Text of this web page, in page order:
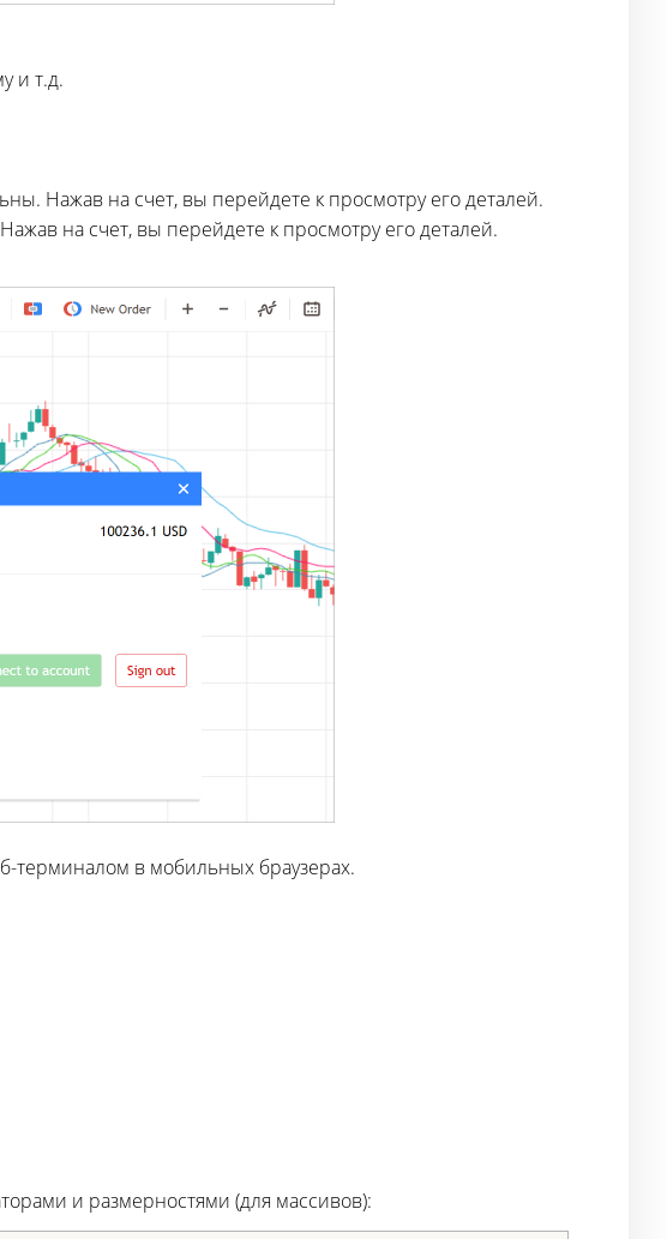
и т.д.
Нажав на счет, вы перейдете к просмотру его деталей.
на счет, вы перейдете к просмотру его деталей.
терминалом в мобильных браузерах.
и размерностями (для массивов):